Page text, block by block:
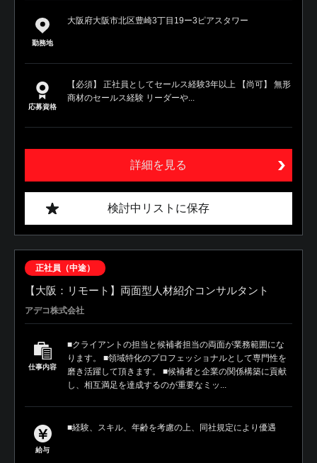
勤務地
大阪府大阪市北区豊崎3丁目19ー3ピアスタワー
応募資格
【必須】 正社員としてセールス経験3年以上 【尚可】 無形
商材のセールス経験 リーダーや...
詳細を見る
検討中リストに保存
正社員（中途）
【大阪：リモート】両面型人材紹介コンサルタント
アデコ株式会社
仕事内容
■クライアントの担当と候補者担当の両面が業務範囲にな
ります。 ■領域特化のプロフェッショナルとして専門性を
磨き活躍して頂きます。 ■候補者と企業の関係構築に貢献
し、相互満足を達成するのが重要なミッ...
給与
■経験、スキル、年齢を考慮の上、同社規定により優遇